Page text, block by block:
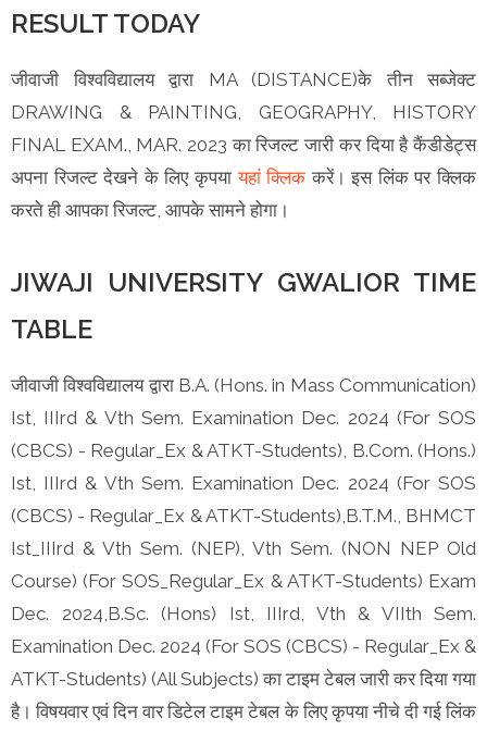
RESULT TODAY
जीवाजी विश्वविद्यालय द्वारा MA (DISTANCE)के तीन सब्जेक्ट
DRAWING & PAINTING, GEOGRAPHY, HISTORY
FINAL EXAM., MAR. 2023 का रिजल्ट जारी कर दिया है कैंडीडेट्स
अपना रिजल्ट देखने के लिए कृपयायहां क्लिक करें। इस लिंक पर क्लिक
करते ही आपका रिजल्ट, आपके सामने होगा।
JIWAJI UNIVERSITY GWALIOR TIME
TABLE
जीवाजी विश्वविद्यालय द्वारा B.A. (Hons. in Mass Communication)
Ist, IIIrd & Vth Sem. Examination Dec. 2024 (For SOS
(CBCS) - Regular_Ex & ATKT-Students), B.Com. (Hons.)
Ist, IIIrd & Vth Sem. Examination Dec. 2024 (For SOS
(CBCS) - Regular_Ex & ATKT-Students),B.T.M., BHMCT
Ist_IIIrd & Vth Sem. (NEP), Vth Sem. (NON NEP Old
Course) (For SOS_Regular_Ex & ATKT-Students) Exam
Dec. 2024,B.Sc. (Hons) Ist, IIIrd, Vth & VIIth Sem.
Examination Dec. 2024 (For SOS (CBCS) - Regular_Ex &
ATKT-Students) (All Subjects) का टाइम टेबल जारी कर दिया गया
है। विषयवार एवं दिन वार डिटेल टाइम टेबल के लिए कृपया नीचे दी गई लिंक